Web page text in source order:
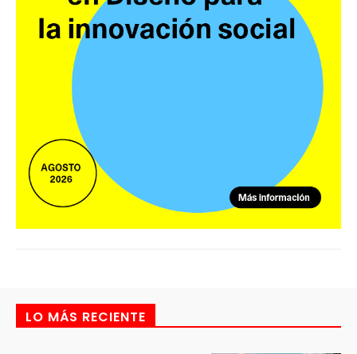
LO MÁS RECIENTE